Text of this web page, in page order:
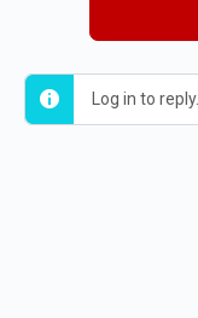
Log in to reply.